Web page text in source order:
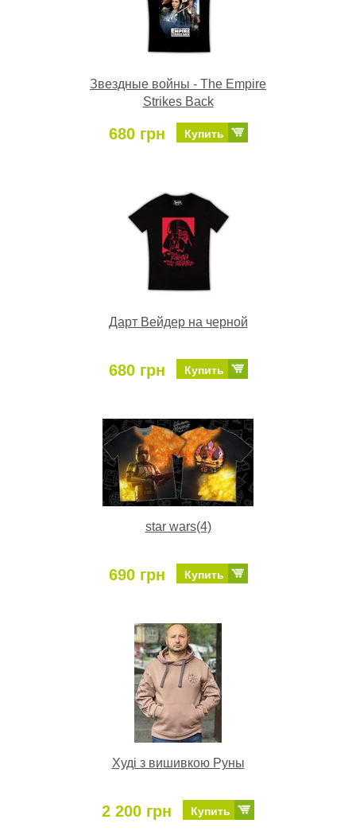
Звездные войны - The Empire
Strikes Back
680 грн Купить
Дарт Вейдер на черной
680 грн Купить
star wars(4)
690 грн Купить
Худі з вишивкою Руны
2 200 грн Купить